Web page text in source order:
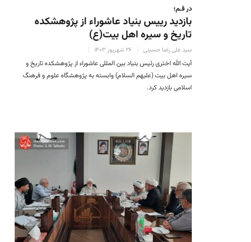
در قـم؛
بازدید رییس بنیاد عاشوراء از پژوهشکده
تاریخ و سیره اهل بیت(ع)
سید علی رضا حسینی ۲۶ شهریور ۱۴۰۳
آیت‌ الله اختری رئیس بنیاد بین المللی عاشوراء از پژوهشکده تاریخ و
سیره اهل بیت (علیهم السلام) وابسته به پژوهشگاه علوم و فرهنگ
اسلامی بازدید کرد.